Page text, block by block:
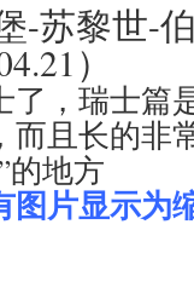
-苏黎世-
）
了，瑞士篇
而且长的非
的地方
图片显示为